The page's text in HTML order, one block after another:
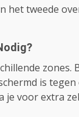
het tweede
zones.
is
je voor extra